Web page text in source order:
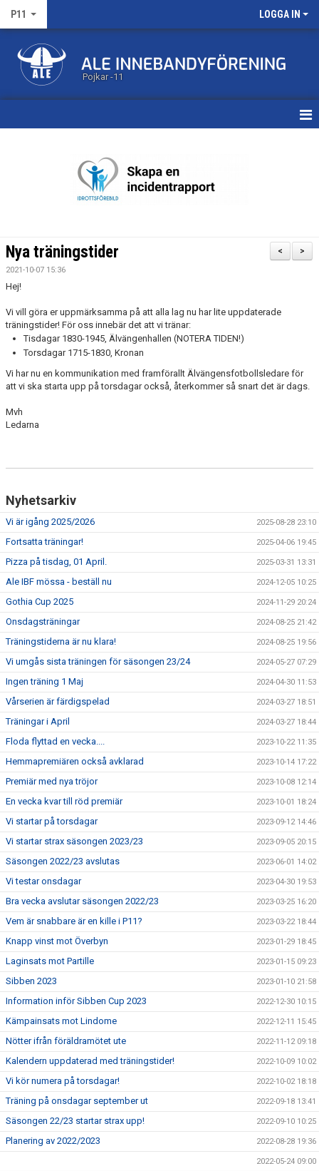
P11 LOGGA IN
Pojkar -11
BILDGALLERI
NYHETSARKIV
>
<
Nya träningstider
2021-10-07 15:36
Hej!
Vi vill göra er uppmärksamma på att alla lag nu har lite uppdaterade
träningstider! För oss innebär det att vi tränar:
Tisdagar 1830-1945, Älvängenhallen (NOTERA TIDEN!)
Torsdagar 1715-1830, Kronan
Vi har nu en kommunikation med framförallt Älvängensfotbollsledare för
att vi ska starta upp på torsdagar också, återkommer så snart det är dags.
Mvh
Ledarna
Nyhetsarkiv
Vi är igång 2025/2026 2025-08-28 23:10
Fortsatta träningar! 2025-04-06 19:45
Pizza på tisdag, 01 April. 2025-03-31 13:31
Ale IBF mössa - beställ nu 2024-12-05 10:25
Gothia Cup 2025 2024-11-29 20:24
Onsdagsträningar 2024-08-25 21:42
Träningstiderna är nu klara! 2024-08-25 19:56
Vi umgås sista träningen för säsongen 23/24 2024-05-27 07:29
Ingen träning 1 Maj 2024-04-30 11:53
Vårserien är färdigspelad 2024-03-27 18:51
Träningar i April 2024-03-27 18:44
Floda flyttad en vecka.... 2023-10-22 11:35
Hemmapremiären också avklarad 2023-10-14 17:22
Premiär med nya tröjor 2023-10-08 12:14
En vecka kvar till röd premiär 2023-10-01 18:24
Vi startar på torsdagar 2023-09-12 14:46
Vi startar strax säsongen 2023/23 2023-09-05 20:15
Säsongen 2022/23 avslutas 2023-06-01 14:02
Vi testar onsdagar 2023-04-30 19:53
Bra vecka avslutar säsongen 2022/23 2023-03-25 16:20
Vem är snabbare är en kille i P11? 2023-03-22 18:44
Knapp vinst mot Överbyn 2023-01-29 18:45
Laginsats mot Partille 2023-01-15 09:23
Sibben 2023 2023-01-10 21:58
Information inför Sibben Cup 2023 2022-12-30 10:15
Kämpainsats mot Lindome 2022-12-11 15:45
Nötter ifrån föräldramötet ute 2022-11-12 09:18
Kalendern uppdaterad med träningstider! 2022-10-09 10:02
Vi kör numera på torsdagar! 2022-10-02 18:18
Träning på onsdagar september ut 2022-09-18 13:41
Säsongen 22/23 startar strax upp! 2022-09-10 10:25
Planering av 2022/2023 2022-08-28 19:36
2022-05-24 09:00